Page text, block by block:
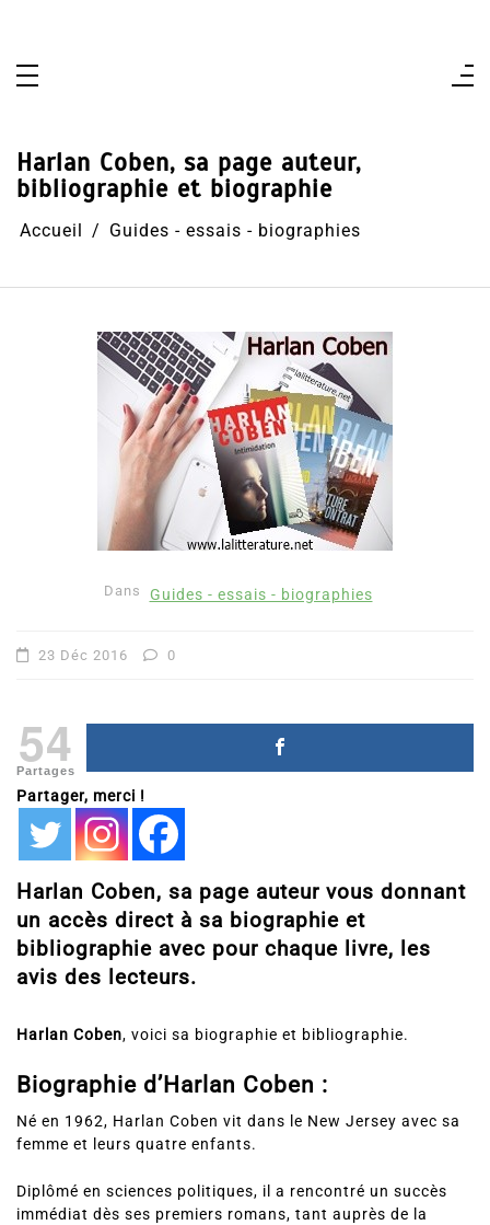
Harlan Coben, sa page auteur,
bibliographie et biographie
Accueil Guides - essais - biographies
Dans Guides - essais - biographies
23 Déc 2016 0
54
Partages
Partager, merci !
Harlan Coben, sa page auteur vous donnant
un accès direct à sa biographie et
bibliographie avec pour chaque livre, les
avis des lecteurs.
Harlan Coben, voici sa biographie et bibliographie.
Biographie d’Harlan Coben :
Né en 1962, Harlan Coben vit dans le New Jersey avec sa
femme et leurs quatre enfants.
Diplômé en sciences politiques, il a rencontré un succès
immédiat dès ses premiers romans, tant auprès de la